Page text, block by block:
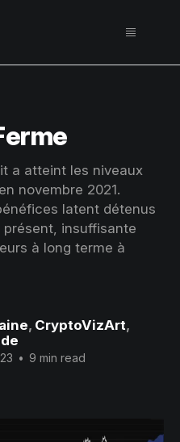
a atteint les niveaux
novembre 2021.
latent détenus
insuffisante
à long terme à
, CryptoVizArt,
• 9 min read